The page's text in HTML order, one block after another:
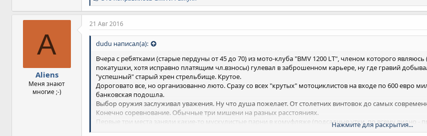
и
м
п
т
и
:
A
Aliens
Меня знают
многие ;-)
21 Авг 2016
dudu написал(а):
Вчера с ребятками (старые пердуны от 45 до 70) из мото-клуба "BMV 1200 LT", членом которого
покатушки, хотя исправно платящим чл.взносы) гулевал в заброшенном карьере, ну где гравий
"успешный" старый хрен стрельбище. Крутое.
Дороговато все, но организованно люто. Сразу со всех "крутых" мотоциклистов на входе по 600 евро
банковская подошла.
Выбор оружия заслуживал уважения. Ну что душа пожелает. От столетних винтовок до самых
Конечно соревнование. Обычные три мишени на разных расстояниях.
Первые три места заняли какие-то мускулистые парни в комуфляже (подсадные утки, по всему видно -
Одноклубники жутко поздравляли, девочки в трусах угощали шампанским. Эх! Приятно все-таки. Есть
Нажмите для раскрытия...